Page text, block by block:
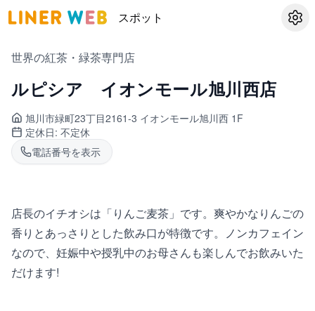
スポット 設定
世界の紅茶・緑茶専門店
ルピシア イオンモール旭川西店
旭川市緑町23丁目2161-3 イオンモール旭川西 1F
定休日: 不定休
電話番号を表示
店長のイチオシは「りんご麦茶」です。爽やかなりんごの
香りとあっさりとした飲み口が特徴です。ノンカフェイン
なので、妊娠中や授乳中のお母さんも楽しんでお飲みいた
だけます!